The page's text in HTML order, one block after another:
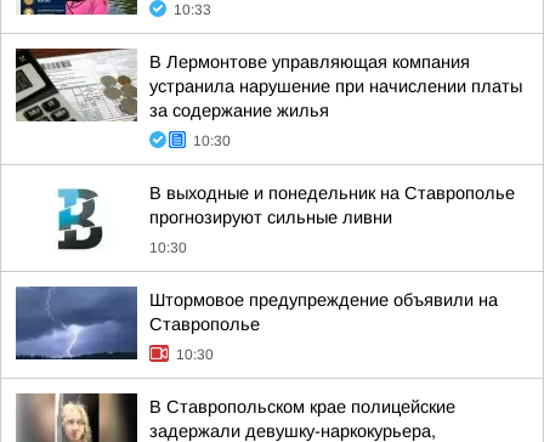
10:33
В Лермонтове управляющая компания
устранила нарушение при начислении платы
за содержание жилья
10:30
В выходные и понедельник на Ставрополье
прогнозируют сильные ливни
10:30
Штормовое предупреждение объявили на
Ставрополье
10:30
В Ставропольском крае полицейские
задержали девушку-наркокурьера,